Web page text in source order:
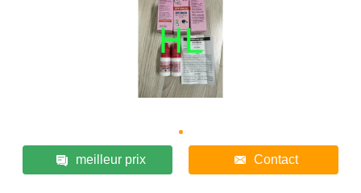
meilleur prix Contact